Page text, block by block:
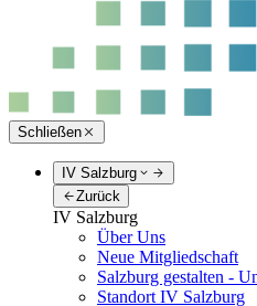
Schließen
IV Salzburg
Zurück
IV Salzburg
Über Uns
Neue Mitgliedschaft
Salzburg gestalten -
Standort IV Salzburg